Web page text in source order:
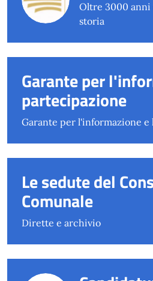
Oltre 3000 anni
storia
Garante per
partecipazione
Garante per l'informazione e
Le sedute del
Comunale
Dirette e archivio